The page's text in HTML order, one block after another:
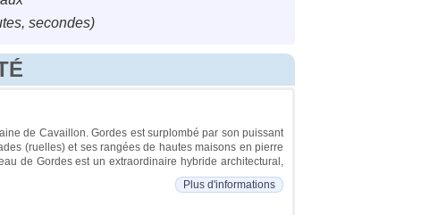
secondes)
de Cavaillon. Gordes est surplombé par son puissant
(ruelles) et ses rangées de hautes maisons en pierre
de Gordes est un extraordinaire hybride architectural,
Plus d'informations